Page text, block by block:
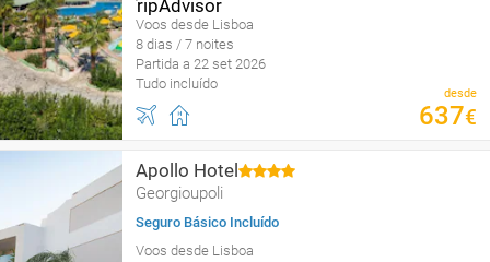
Voos desde Lisboa
8 dias / 7 noites
Partida a 22 set 2026
Tudo incluído
desde
637€
Apollo Hotel
Georgioupoli
Seguro Básico Incluído
Voos desde Lisboa